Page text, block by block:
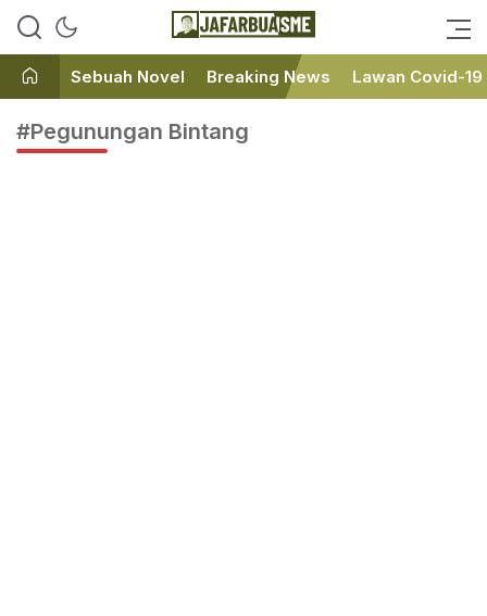
JafarBua
Ini bukan Media Online, Ini
Sebuah Novel Breaking News Lawan Covid-19
#Pegunungan Bintang